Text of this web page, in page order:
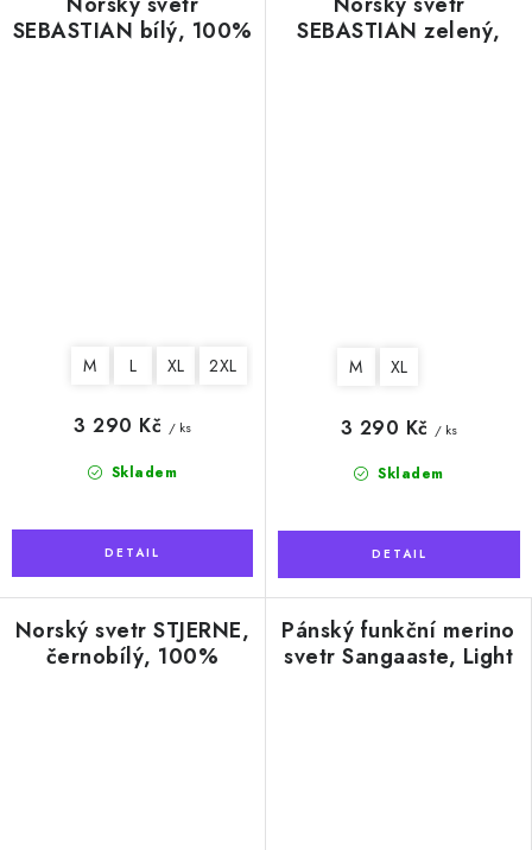
SEBASTIAN bílý, 100%
M L XL 2XL
Skladem
3 290 Kč / ks
SEBASTIAN zelený,
M XL
Skladem
3 290 Kč / ks
Norský svetr STJERNE,
černobílý, 100%
Pánský funkční merino
svetr Sangaaste, Light